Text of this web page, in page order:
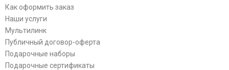
Как оформить заказ
Наши услуги
Мультилинк
Публичный договор-оферта
Подарочные наборы
Подарочные сертификаты